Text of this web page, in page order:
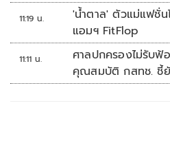
11:19 น.
'น้ำตาล' ตัวแม่แฟชั่
แอมฯ FitFlop
11:11 น.
ศาลปกครองไม่รับ
คุณสมบัติ กสทช. ชี้ยั
เสียหาย